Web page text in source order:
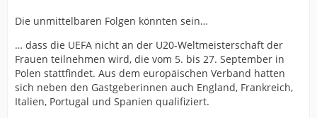
Die unmittelbaren Folgen könnten sein…
… dass die UEFA nicht an der U20-Weltmeisterschaft der
Frauen teilnehmen wird, die vom 5. bis 27. September in
Polen stattfindet. Aus dem europäischen Verband hatten
sich neben den Gastgeberinnen auch England, Frankreich,
Italien, Portugal und Spanien qualifiziert.